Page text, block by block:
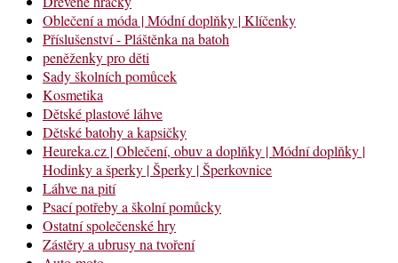
Oblečení a móda | Módní doplňky | Klíčenky
Příslušenství - Pláštěnka na batoh
peněženky pro děti
Sady školních pomůcek
Kosmetika
Dětské plastové láhve
Dětské batohy a kapsičky
Heureka.cz | Oblečení, obuv a doplňky | Módní doplňky |
Hodinky a šperky | Šperky | Šperkovnice
Láhve na pití
Psací potřeby a školní pomůcky
Ostatní společenské hry
Zástěry a ubrusy na tvoření